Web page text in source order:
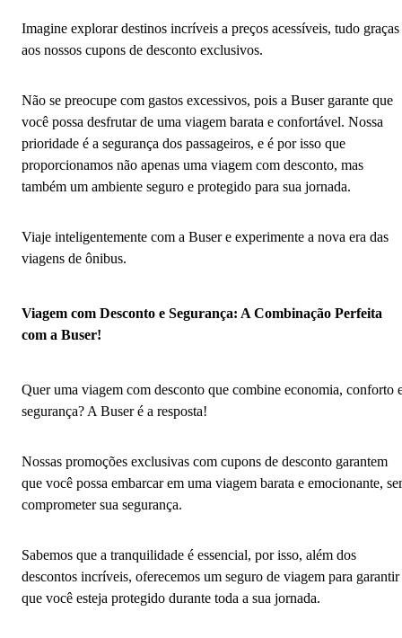
Imagine explorar destinos incríveis a preços acessíveis, tudo graças
aos nossos cupons de desconto exclusivos.
Não se preocupe com gastos excessivos, pois a Buser garante que
você possa desfrutar de uma viagem barata e confortável. Nossa
prioridade é a segurança dos passageiros, e é por isso que
proporcionamos não apenas uma viagem com desconto, mas
também um ambiente seguro e protegido para sua jornada.
Viaje inteligentemente com a Buser e experimente a nova era das
viagens de ônibus.
Viagem com Desconto e Segurança: A Combinação Perfeita
com a Buser!
Quer uma viagem com desconto que combine economia, conforto
segurança? A Buser é a resposta!
Nossas promoções exclusivas com cupons de desconto garantem
que você possa embarcar em uma viagem barata e emocionante,
comprometer sua segurança.
Sabemos que a tranquilidade é essencial, por isso, além dos
descontos incríveis, oferecemos um seguro de viagem para garantir
que você esteja protegido durante toda a sua jornada.